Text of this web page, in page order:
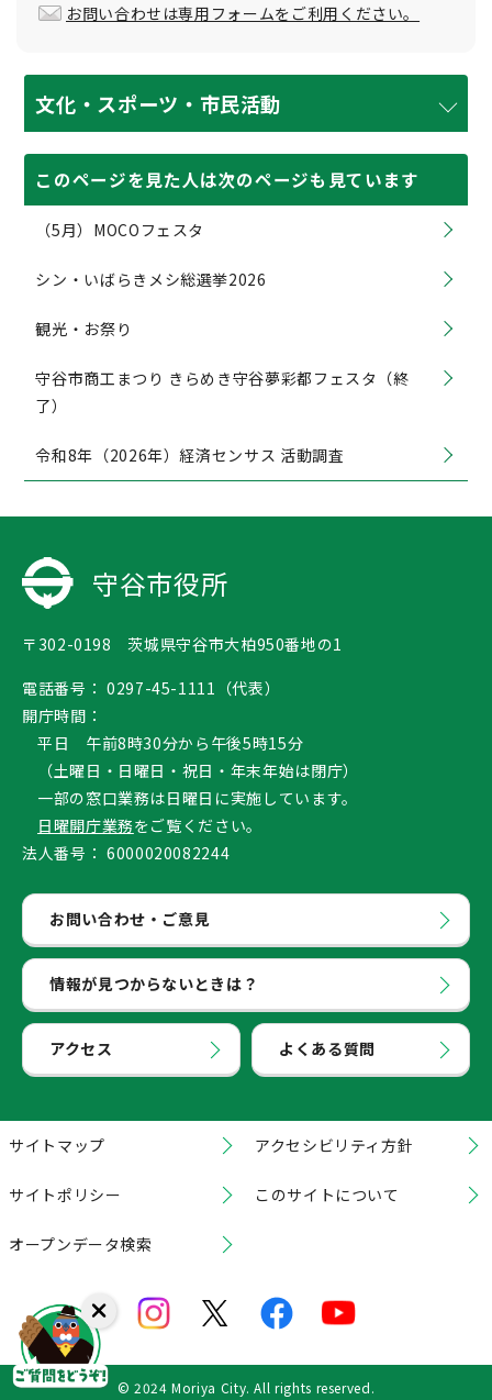
お問い合わせは専用フォームをご利用ください。
文化・スポーツ・市民活動
このページを見た人は次のページも見ています
（5月）MOCOフェスタ
シン・いばらきメシ総選挙2026
観光・お祭り
守谷市商工まつり きらめき守谷夢彩都フェスタ（終
了）
令和8年（2026年）経済センサス 活動調査
守谷市役所
〒302-0198 茨城県守谷市大柏950番地の1
電話番号： 0297-45-1111（代表）
開庁時間：
平日 午前8時30分から午後5時15分
（土曜日・日曜日・祝日・年末年始は閉庁）
一部の窓口業務は日曜日に実施しています。
日曜開庁業務をご覧ください。
法人番号： 6000020082244
お問い合わせ・ご意見
情報が見つからないときは？
アクセス よくある質問
サイトマップ アクセシビリティ方針
サイトポリシー このサイトについて
オープンデータ検索
© 2024 Moriya City. All rights reserved.